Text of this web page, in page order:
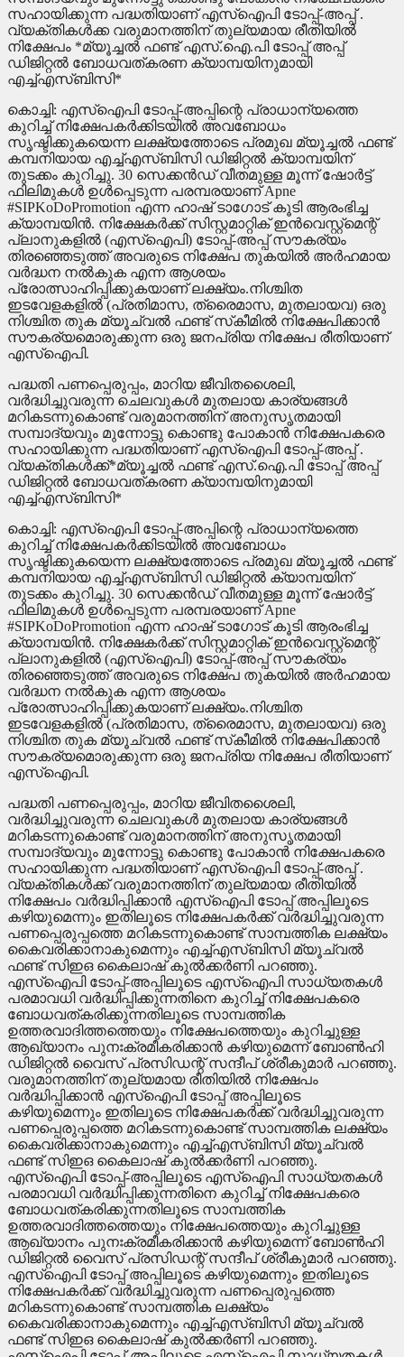
സഹായിക്കുന്ന പദ്ധതിയാണ് എസ്‌ഐപി ടോപ്പ്-അപ്പ് .
വ്യക്തികള്‍ക്ക വരുമാനത്തിന് തുല്യമായ രീതിയില്‍
നിക്ഷേപം *മ്യൂച്ചല്‍ ഫണ്ട് എസ്.ഐ.പി ടോപ്പ് അപ്പ്
ഡിജിറ്റല്‍ ബോധവത്കരണ ക്യാമ്പയിനുമായി
എച്ച്എസ്ബിസി*
കൊച്ചി: എസ്‌ഐപി ടോപ്പ്-അപ്പിന്റെ പ്രാധാന്യത്തെ
കുറിച്ച് നിക്ഷേപകര്‍ക്കിടയില്‍ അവബോധം
സൃഷ്ടിക്കുകയെന്ന ലക്ഷ്യത്തോടെ പ്രമുഖ മ്യൂച്ചല്‍ ഫണ്ട്
കമ്പനിയായ എച്ച്എസ്ബിസി ഡിജിറ്റല്‍ ക്യാമ്പയിന്
തുടക്കം കുറിച്ചു. 30 സെക്കന്‍ഡ് വീതമുള്ള മൂന്ന് ഷോര്‍ട്ട്
ഫിലിമുകള്‍ ഉള്‍പ്പെടുന്ന പരമ്പരയാണ് Apne
#SIPKoDoPromotion എന്ന ഹാഷ് ടാഗോട് കൂടി ആരംഭിച്ച
ക്യാമ്പയിന്‍. നിക്ഷേകര്‍ക്ക് സിസ്റ്റമാറ്റിക് ഇന്‍വെസ്റ്റ്‌മെന്റ്
പ്ലാനുകളില്‍ (എസ്‌ഐപി) ടോപ്പ്-അപ്പ് സൗകര്യം
തിരഞ്ഞെടുത്ത് അവരുടെ നിക്ഷേപ തുകയില്‍ അര്‍ഹമായ
വര്‍ദ്ധന നല്‍കുക എന്ന ആശയം
പ്രോത്സാഹിപ്പിക്കുകയാണ് ലക്ഷ്യം.നിശ്ചിത
ഇടവേളകളില്‍ (പ്രതിമാസ, ത്രൈമാസ, മുതലായവ) ഒരു
നിശ്ചിത തുക മ്യൂച്വല്‍ ഫണ്ട് സ്‌കീമില്‍ നിക്ഷേപിക്കാന്‍
സൗകര്യമൊരുക്കുന്ന ഒരു ജനപ്രിയ നിക്ഷേപ രീതിയാണ്
എസ്‌ഐപി.
പദ്ധതി പണപ്പെരുപ്പം, മാറിയ ജീവിതശൈലി,
വര്‍ദ്ധിച്ചുവരുന്ന ചെലവുകള്‍ മുതലായ കാര്യങ്ങള്‍
മറികടന്നുകൊണ്ട് വരുമാനത്തിന് അനുസൃതമായി
സമ്പാദ്യവും മുന്നോട്ടു കൊണ്ടു പോകാന്‍ നിക്ഷേപകരെ
സഹായിക്കുന്ന പദ്ധതിയാണ് എസ്‌ഐപി ടോപ്പ്-അപ്പ് .
വ്യക്തികള്‍ക്ക്*മ്യൂച്ചല്‍ ഫണ്ട് എസ്.ഐ.പി ടോപ്പ് അപ്പ്
ഡിജിറ്റല്‍ ബോധവത്കരണ ക്യാമ്പയിനുമായി
എച്ച്എസ്ബിസി*
കൊച്ചി: എസ്‌ഐപി ടോപ്പ്-അപ്പിന്റെ പ്രാധാന്യത്തെ
കുറിച്ച് നിക്ഷേപകര്‍ക്കിടയില്‍ അവബോധം
സൃഷ്ടിക്കുകയെന്ന ലക്ഷ്യത്തോടെ പ്രമുഖ മ്യൂച്ചല്‍ ഫണ്ട്
കമ്പനിയായ എച്ച്എസ്ബിസി ഡിജിറ്റല്‍ ക്യാമ്പയിന്
തുടക്കം കുറിച്ചു. 30 സെക്കന്‍ഡ് വീതമുള്ള മൂന്ന് ഷോര്‍ട്ട്
ഫിലിമുകള്‍ ഉള്‍പ്പെടുന്ന പരമ്പരയാണ് Apne
#SIPKoDoPromotion എന്ന ഹാഷ് ടാഗോട് കൂടി ആരംഭിച്ച
ക്യാമ്പയിന്‍. നിക്ഷേകര്‍ക്ക് സിസ്റ്റമാറ്റിക് ഇന്‍വെസ്റ്റ്‌മെന്റ്
പ്ലാനുകളില്‍ (എസ്‌ഐപി) ടോപ്പ്-അപ്പ് സൗകര്യം
തിരഞ്ഞെടുത്ത് അവരുടെ നിക്ഷേപ തുകയില്‍ അര്‍ഹമായ
വര്‍ദ്ധന നല്‍കുക എന്ന ആശയം
പ്രോത്സാഹിപ്പിക്കുകയാണ് ലക്ഷ്യം.നിശ്ചിത
ഇടവേളകളില്‍ (പ്രതിമാസ, ത്രൈമാസ, മുതലായവ) ഒരു
നിശ്ചിത തുക മ്യൂച്വല്‍ ഫണ്ട് സ്‌കീമില്‍ നിക്ഷേപിക്കാന്‍
സൗകര്യമൊരുക്കുന്ന ഒരു ജനപ്രിയ നിക്ഷേപ രീതിയാണ്
എസ്‌ഐപി.
പദ്ധതി പണപ്പെരുപ്പം, മാറിയ ജീവിതശൈലി,
വര്‍ദ്ധിച്ചുവരുന്ന ചെലവുകള്‍ മുതലായ കാര്യങ്ങള്‍
മറികടന്നുകൊണ്ട് വരുമാനത്തിന് അനുസൃതമായി
സമ്പാദ്യവും മുന്നോട്ടു കൊണ്ടു പോകാന്‍ നിക്ഷേപകരെ
സഹായിക്കുന്ന പദ്ധതിയാണ് എസ്‌ഐപി ടോപ്പ്-അപ്പ് .
വ്യക്തികള്‍ക്ക് വരുമാനത്തിന് തുല്യമായ രീതിയില്‍
നിക്ഷേപം വര്‍ദ്ധിപ്പിക്കാന്‍ എസ്‌ഐപി ടോപ്പ് അപ്പിലൂടെ
കഴിയുമെന്നും ഇതിലൂടെ നിക്ഷേപകര്‍ക്ക് വര്‍ദ്ധിച്ചുവരുന്ന
പണപ്പെരുപ്പത്തെ മറികടന്നുകൊണ്ട് സാമ്പത്തിക ലക്ഷ്യം
കൈവരിക്കാനാകുമെന്നും എച്ച്എസ്ബിസി മ്യൂച്വല്‍
ഫണ്ട് സിഇഒ കൈലാഷ് കുല്‍ക്കര്‍ണി പറഞ്ഞു.
എസ്‌ഐപി ടോപ്പ്-അപ്പിലൂടെ എസ്‌ഐപി സാധ്യതകള്‍
പരമാവധി വര്‍ദ്ധിപ്പിക്കുന്നതിനെ കുറിച്ച് നിക്ഷേപകരെ
ബോധവത്കരിക്കുന്നതിലൂടെ സാമ്പത്തിക
ഉത്തരവാദിത്തത്തെയും നിക്ഷേപത്തെയും കുറിച്ചുള്ള
ആഖ്യാനം പുനഃക്രമീകരിക്കാന്‍ കഴിയുമെന്ന് ബോണ്‍ഹി
ഡിജിറ്റല്‍ വൈസ് പ്രസിഡന്റ് സന്ദീപ് ശ്രീകുമാര്‍ പറഞ്ഞു.
വരുമാനത്തിന് തുല്യമായ രീതിയില്‍ നിക്ഷേപം
വര്‍ദ്ധിപ്പിക്കാന്‍ എസ്‌ഐപി ടോപ്പ് അപ്പിലൂടെ
കഴിയുമെന്നും ഇതിലൂടെ നിക്ഷേപകര്‍ക്ക് വര്‍ദ്ധിച്ചുവരുന്ന
പണപ്പെരുപ്പത്തെ മറികടന്നുകൊണ്ട് സാമ്പത്തിക ലക്ഷ്യം
കൈവരിക്കാനാകുമെന്നും എച്ച്എസ്ബിസി മ്യൂച്വല്‍
ഫണ്ട് സിഇഒ കൈലാഷ് കുല്‍ക്കര്‍ണി പറഞ്ഞു.
എസ്‌ഐപി ടോപ്പ്-അപ്പിലൂടെ എസ്‌ഐപി സാധ്യതകള്‍
പരമാവധി വര്‍ദ്ധിപ്പിക്കുന്നതിനെ കുറിച്ച് നിക്ഷേപകരെ
ബോധവത്കരിക്കുന്നതിലൂടെ സാമ്പത്തിക
ഉത്തരവാദിത്തത്തെയും നിക്ഷേപത്തെയും കുറിച്ചുള്ള
ആഖ്യാനം പുനഃക്രമീകരിക്കാന്‍ കഴിയുമെന്ന് ബോണ്‍ഹി
ഡിജിറ്റല്‍ വൈസ് പ്രസിഡന്റ് സന്ദീപ് ശ്രീകുമാര്‍ പറഞ്ഞു.
എസ്‌ഐപി ടോപ്പ് അപ്പിലൂടെ കഴിയുമെന്നും ഇതിലൂടെ
നിക്ഷേപകര്‍ക്ക് വര്‍ദ്ധിച്ചുവരുന്ന പണപ്പെരുപ്പത്തെ
മറികടന്നുകൊണ്ട് സാമ്പത്തിക ലക്ഷ്യം
കൈവരിക്കാനാകുമെന്നും എച്ച്എസ്ബിസി മ്യൂച്വല്‍
ഫണ്ട് സിഇഒ കൈലാഷ് കുല്‍ക്കര്‍ണി പറഞ്ഞു.